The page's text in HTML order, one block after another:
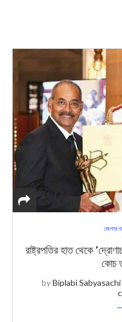
জেলার
রাষ্ট্রপতির হাত থেকে
কোচ
byBiplabi Sabyasachi